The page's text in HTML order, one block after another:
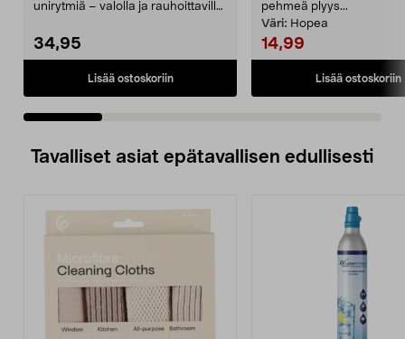
unirytmiä – valolla ja rauhoittavilla
34,95
Lisää ostoskoriin
pehmeä plyys...
Väri: Hopea
14,99
Lisää ostoskoriin
Tavalliset asiat epätavallisen edullisesti